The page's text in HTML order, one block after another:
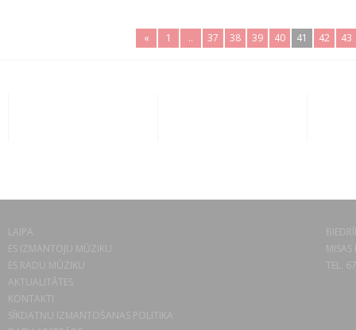
« 1 .. 37 38 39 40 41 42 43
LAIPA
ES IZMANTOJU MŪZIKU
ES RADU MŪZIKU
AKTUALITĀTES
KONTAKTI
SĪKDATŅU IZMANTOŠANAS POLITIKA
TEL.